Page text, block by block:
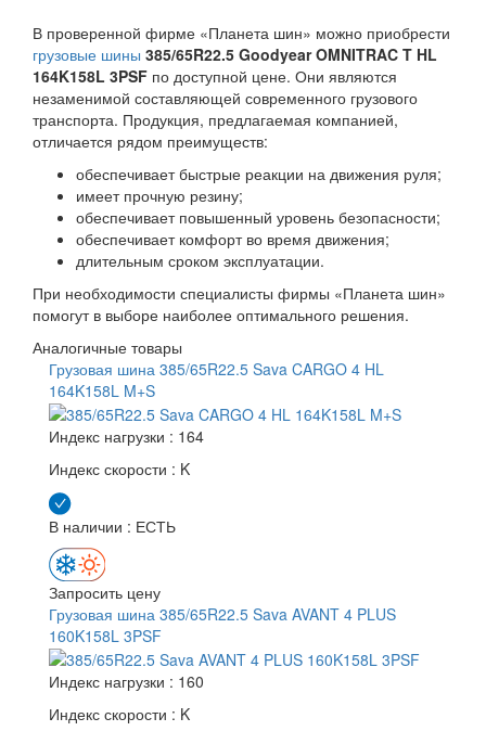
В проверенной фирме «Планета шин» можно приобрести
грузовые шины 385/65R22.5 Goodyear OMNITRAC T HL
164K158L 3PSF по доступной цене. Они являются
незаменимой составляющей современного грузового
транспорта. Продукция, предлагаемая компанией,
отличается рядом преимуществ:
обеспечивает быстрые реакции на движения руля;
имеет прочную резину;
обеспечивает повышенный уровень безопасности;
обеспечивает комфорт во время движения;
длительным сроком эксплуатации.
При необходимости специалисты фирмы «Планета шин»
помогут в выборе наиболее оптимального решения.
Аналогичные товары
Грузовая шина 385/65R22.5 Sava CARGO 4 HL
164K158L M+S
Индекс нагрузки : 164
Индекс скорости : K
В наличии : ЕСТЬ
Запросить цену
Грузовая шина 385/65R22.5 Sava AVANT 4 PLUS
160K158L 3PSF
Индекс нагрузки : 160
Индекс скорости : K